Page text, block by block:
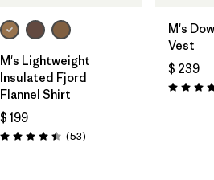
M's Lightweight
Insulated Fjord
Flannel Shirt
$ 199
Valoración: 4.5 / 5
(53Comentarios
)
M's
Vest
$ 239